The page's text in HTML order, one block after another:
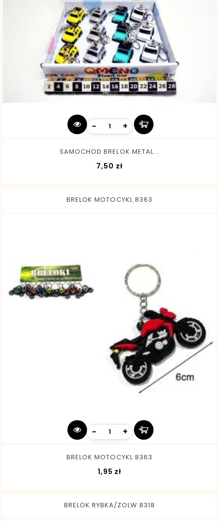
- +
SAMOCHOD BRELOK METAL...
7,50 złCena
BRELOK MOTOCYKL 8363
- +
BRELOK MOTOCYKL 8363
1,95 zł
BRELOK RYBKA/ZOLW 8318